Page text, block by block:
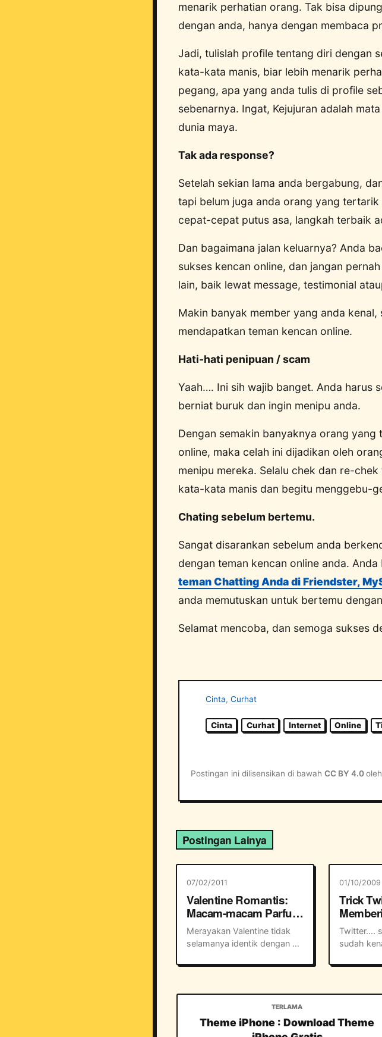
menarik perhatian orang. Tak bisa
dengan anda, hanya dengan membaca
Jadi, tulislah profile tentang diri dengan
kata-kata manis, biar lebih menarik
pegang, apa yang anda tulis di profile
sebenarnya. Ingat, Kejujuran adalah
dunia maya.
Tak ada response?
Setelah sekian lama anda bergabung,
tapi belum juga anda orang yang
cepat-cepat putus asa, langkah terbaik
Dan bagaimana jalan keluarnya? Anda
sukses kencan online, dan jangan
lain, baik lewat message, testimonial
Makin banyak member yang anda
mendapatkan teman kencan online.
Hati-hati penipuan / scam
Yaah…. Ini sih wajib banget. Anda harus
berniat buruk dan ingin menipu anda.
Dengan semakin banyaknya orang
online, maka celah ini dijadikan oleh
menipu mereka. Selalu chek dan re-
kata-kata manis dan begitu menggebu-
Chating sebelum bertemu.
Sangat disarankan sebelum anda
dengan teman kencan online anda. Anda
teman Chatting Anda di Friendster,
anda memutuskan untuk bertemu
Selamat mencoba, dan semoga sukses
Cinta,Curhat
Cinta Curhat Internet Online
Postingan ini dilisensikan di bawahCC BY 4.0
Postingan Lainya
07/02/2011
Valentine Romantis:
Macam-macam Parfum
untuk Merayakan
Valentine Day
Merayakan Valentine tidak
selamanya identik dengan
mahal yang akan menguras
Valentine berdua bisa lebih
romantis, tentunya jika Anda
bisa tampil sempur...
01/10/2009
Trick
Twitter
Twitter….
sudah
yang
tentunya
maupun
Theme iPhone : Download Theme